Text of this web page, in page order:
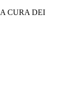
CURA DEI